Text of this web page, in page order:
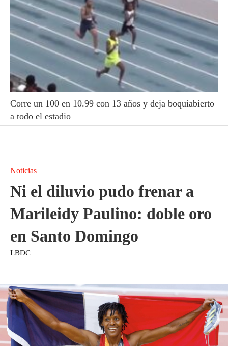
Corre un 100 en 10.99 con 13 años y deja boquiabierto
a todo el estadio